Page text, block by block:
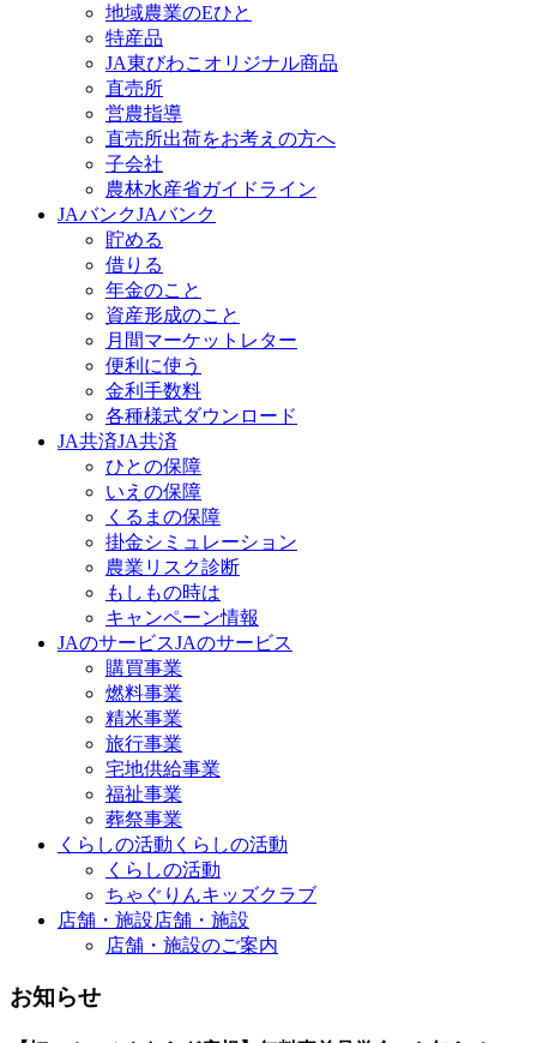
地域農業のEひと
特産品
JA東びわこオリジナル商品
直売所
営農指導
直売所出荷をお考えの方へ
子会社
農林水産省ガイドライン
JAバンクJAバンク
貯める
借りる
年金のこと
資産形成のこと
月間マーケットレター
便利に使う
金利手数料
各種様式ダウンロード
JA共済JA共済
ひとの保障
いえの保障
くるまの保障
掛金シミュレーション
農業リスク診断
もしもの時は
キャンペーン情報
JAのサービスJAのサービス
購買事業
燃料事業
精米事業
旅行事業
宅地供給事業
福祉事業
葬祭事業
くらしの活動 くらしの活動
くらしの活動
ちゃぐりんキッズクラブ
店舗・施設店舗・施設
店舗・施設のご案内
お知らせ